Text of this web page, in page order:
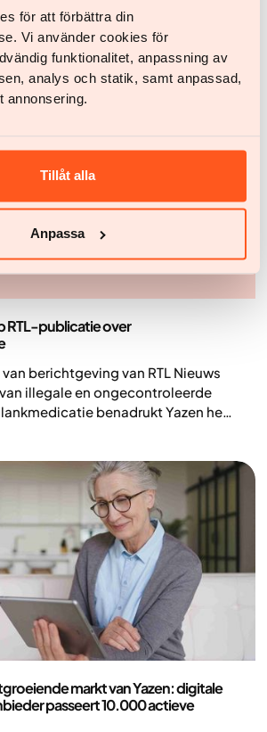
för att förbättra din
Vi använder cookies för
funktionalitet, anpassning av
analys och statik, samt anpassad,
annonsering.
Tillåt alla
Anpassa
Nicole Diebels, country manager
te gast bij BNR Zakendoen. Ze
obesitaszorg, medische
en over obesitas
Hieronder lees je een
van het gesprek.
RTL-publicatie over
berichtgeving van RTL Nieuws
illegale en ongecontroleerde
benadrukt Yazen het
markt van Yazen: digitale
passeert 10.000 actieve